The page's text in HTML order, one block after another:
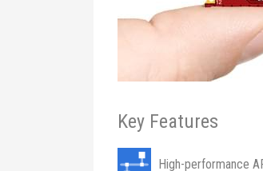
Key Features
High-performance